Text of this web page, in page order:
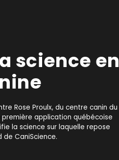
science en
Rose Proulx, du centre canin du
application québécoise
la science sur laquelle repose
CaniScience.